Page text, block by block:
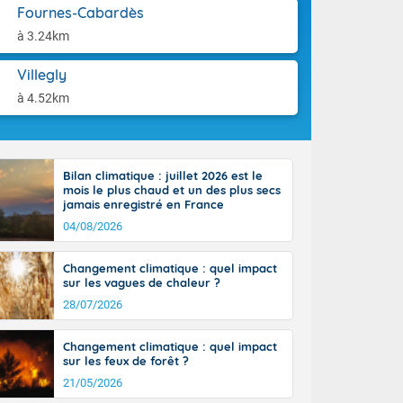
Fournes-Cabardès
à 3.24km
Villegly
à 4.52km
Aquitaine,
Loire, l'Île-
se décale
le
aux
voilé sur
littoral
vers le
le ciel
donnant de
entre
en Anjou.
pointes
Bilan climatique : juillet 2026 est le
mois le plus chaud et un des plus secs
jamais enregistré en France
04/08/2026
Changement climatique : quel impact
sur les vagues de chaleur ?
28/07/2026
Changement climatique : quel impact
sur les feux de forêt ?
21/05/2026